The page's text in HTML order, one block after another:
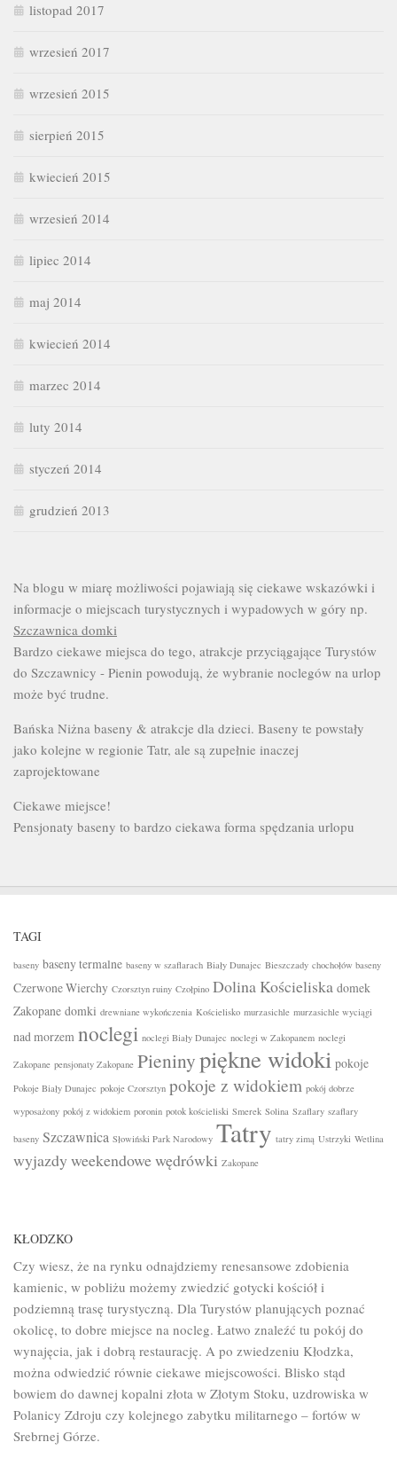
listopad 2017
wrzesień 2017
wrzesień 2015
sierpień 2015
kwiecień 2015
wrzesień 2014
lipiec 2014
maj 2014
kwiecień 2014
marzec 2014
luty 2014
styczeń 2014
grudzień 2013
Na blogu w miarę możliwości pojawiają się ciekawe wskazówki i
informacje o miejscach turystycznych i wypadowych w góry np.
Szczawnica domki
Bardzo ciekawe miejsca do tego, atrakcje przyciągające Turystów
do Szczawnicy - Pienin powodują, że wybranie noclegów na urlop
może być trudne.
Bańska Niżna baseny & atrakcje dla dzieci. Baseny te powstały
jako kolejne w regionie Tatr, ale są zupełnie inaczej
zaprojektowane
Ciekawe miejsce!
Pensjonaty baseny to bardzo ciekawa forma spędzania urlopu
TAGI
baseny baseny termalne baseny w szaflarach Biały Dunajec Bieszczady chochołów baseny
Czerwone Wierchy Czorsztyn ruiny Czołpino Dolina Kościeliska domek
Zakopane domki drewniane wykończenia Kościelisko murzasichle murzasichle wyciągi
nad morzem noclegi noclegi Biały Dunajec noclegi w Zakopanem noclegi
Zakopane pensjonaty Zakopane Pieninypiękne widoki pokoje
Pokoje Biały Dunajec pokoje Czorsztyn pokoje z widokiem pokój dobrze
wyposażony pokój z widokiem poronin potok kościeliski Smerek Solina Szaflary szaflary
baseny Szczawnica Słowiński Park Narodowy Tatry tatry zimą Ustrzyki Wetlina
wyjazdy weekendowewędrówki Zakopane
KŁODZKO
Czy wiesz, że na rynku odnajdziemy renesansowe zdobienia
kamienic, w pobliżu możemy zwiedzić gotycki kościół i
podziemną trasę turystyczną. Dla Turystów planujących poznać
okolicę, to dobre miejsce na nocleg. Łatwo znaleźć tu pokój do
wynajęcia, jak i dobrą restaurację. A po zwiedzeniu Kłodzka,
można odwiedzić równie ciekawe miejscowości. Blisko stąd
bowiem do dawnej kopalni złota w Złotym Stoku, uzdrowiska w
Polanicy Zdroju czy kolejnego zabytku militarnego – fortów w
Srebrnej Górze.